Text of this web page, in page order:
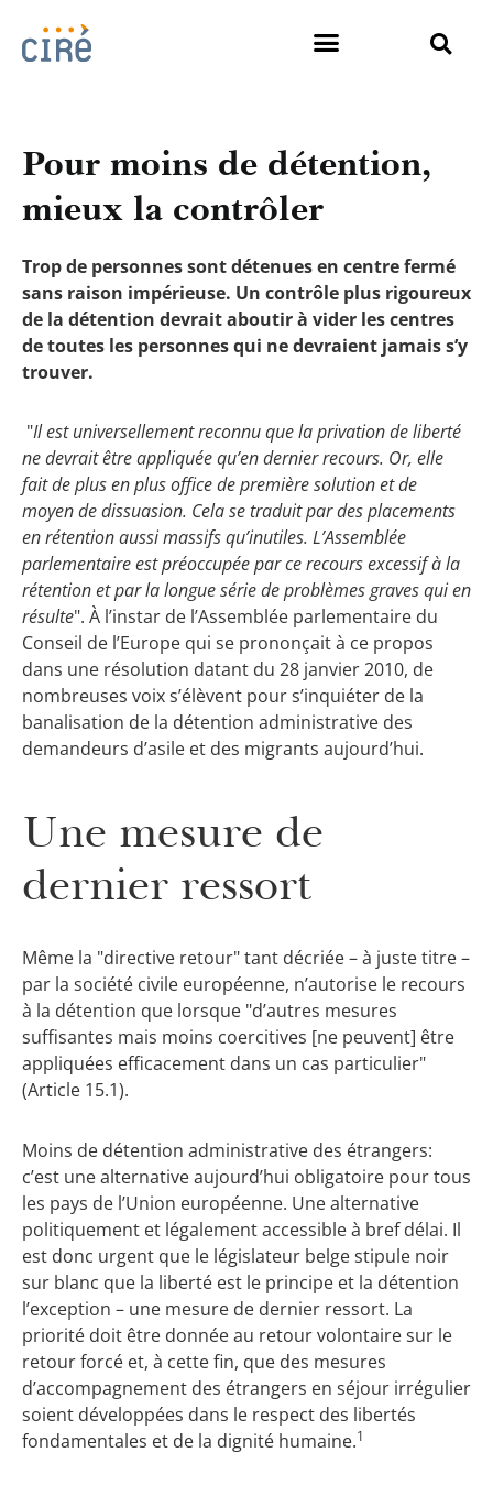
Pour moins de détention,
mieux la contrôler
Trop de personnes sont détenues en centre fermé
sans raison impérieuse. Un contrôle plus rigoureux
de la détention devrait aboutir à vider les centres
de toutes les personnes qui ne devraient jamais s’y
trouver.
"Il est universellement reconnu que la privation de liberté
ne devrait être appliquée qu’en dernier recours. Or, elle
fait de plus en plus office de première solution et de
moyen de dissuasion. Cela se traduit par des placements
en rétention aussi massifs qu’inutiles. L’Assemblée
parlementaire est préoccupée par ce recours excessif à la
rétention et par la longue série de problèmes graves qui en
résulte". À l’instar de l’Assemblée parlementaire du
Conseil de l’Europe qui se prononçait à ce propos
dans une résolution datant du 28 janvier 2010, de
nombreuses voix s’élèvent pour s’inquiéter de la
banalisation de la détention administrative des
demandeurs d’asile et des migrants aujourd’hui.
Une mesure de
dernier ressort
Même la "directive retour" tant décriée – à juste titre –
par la société civile européenne, n’autorise le recours
à la détention que lorsque "d’autres mesures
suffisantes mais moins coercitives [ne peuvent] être
appliquées efficacement dans un cas particulier"
(Article 15.1).
Moins de détention administrative des étrangers:
c’est une alternative aujourd’hui obligatoire pour tous
les pays de l’Union européenne. Une alternative
politiquement et légalement accessible à bref délai. Il
est donc urgent que le législateur belge stipule noir
sur blanc que la liberté est le principe et la détention
l’exception – une mesure de dernier ressort. La
priorité doit être donnée au retour volontaire sur le
retour forcé et, à cette fin, que des mesures
d’accompagnement des étrangers en séjour irrégulier
soient développées dans le respect des libertés
fondamentales et de la dignité humaine.1